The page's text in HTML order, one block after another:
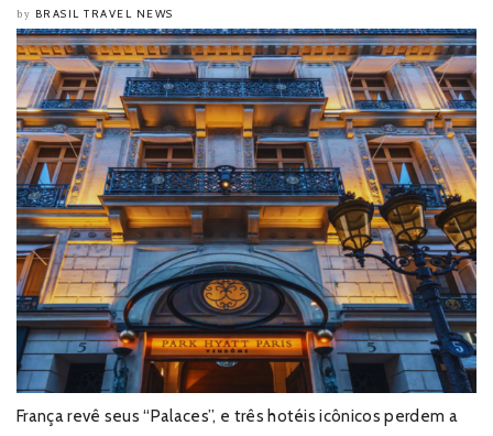
by BRASIL TRAVEL NEWS
França revê seus “Palaces”, e três hotéis icônicos perdem a